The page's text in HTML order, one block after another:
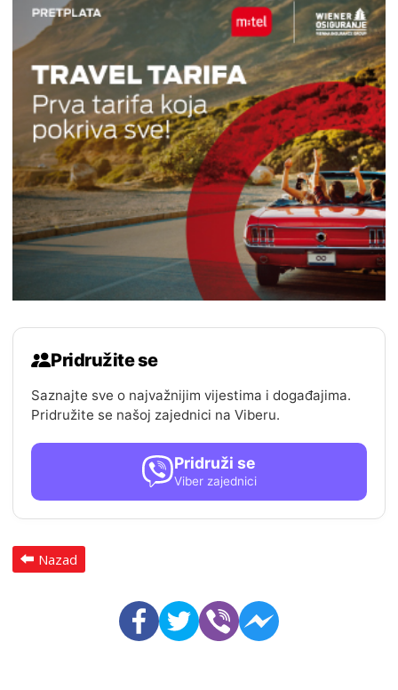
Pridružite se
Saznajte sve o najvažnijim vijestima i događajima.
Pridružite se našoj zajednici na Viberu.
Pridruži se
Viber zajednici
Nazad